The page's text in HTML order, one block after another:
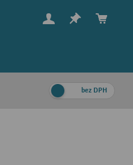
bez DPH